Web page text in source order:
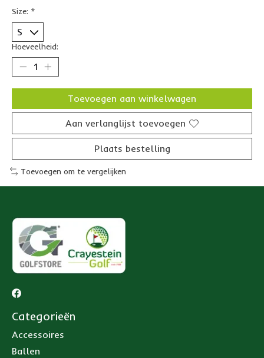
Size: *
Hoeveelheid:
Toevoegen aan winkelwagen
Aan verlanglijst toevoegen
Plaats bestelling
Toevoegen om te vergelijken
Categorieën
Accessoires
Ballen